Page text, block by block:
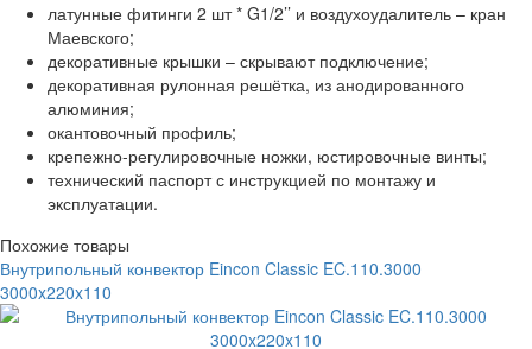
латунные фитинги 2 шт * G1/2’’ и воздухоудалитель – кран
Маевского;
декоративные крышки – скрывают подключение;
декоративная рулонная решётка, из анодированного
алюминия;
окантовочный профиль;
крепежно-регулировочные ножки, юстировочные винты;
технический паспорт с инструкцией по монтажу и
эксплуатации.
Похожие товары
Внутрипольный конвектор Eincon Classic EC.110.3000
3000x220x110